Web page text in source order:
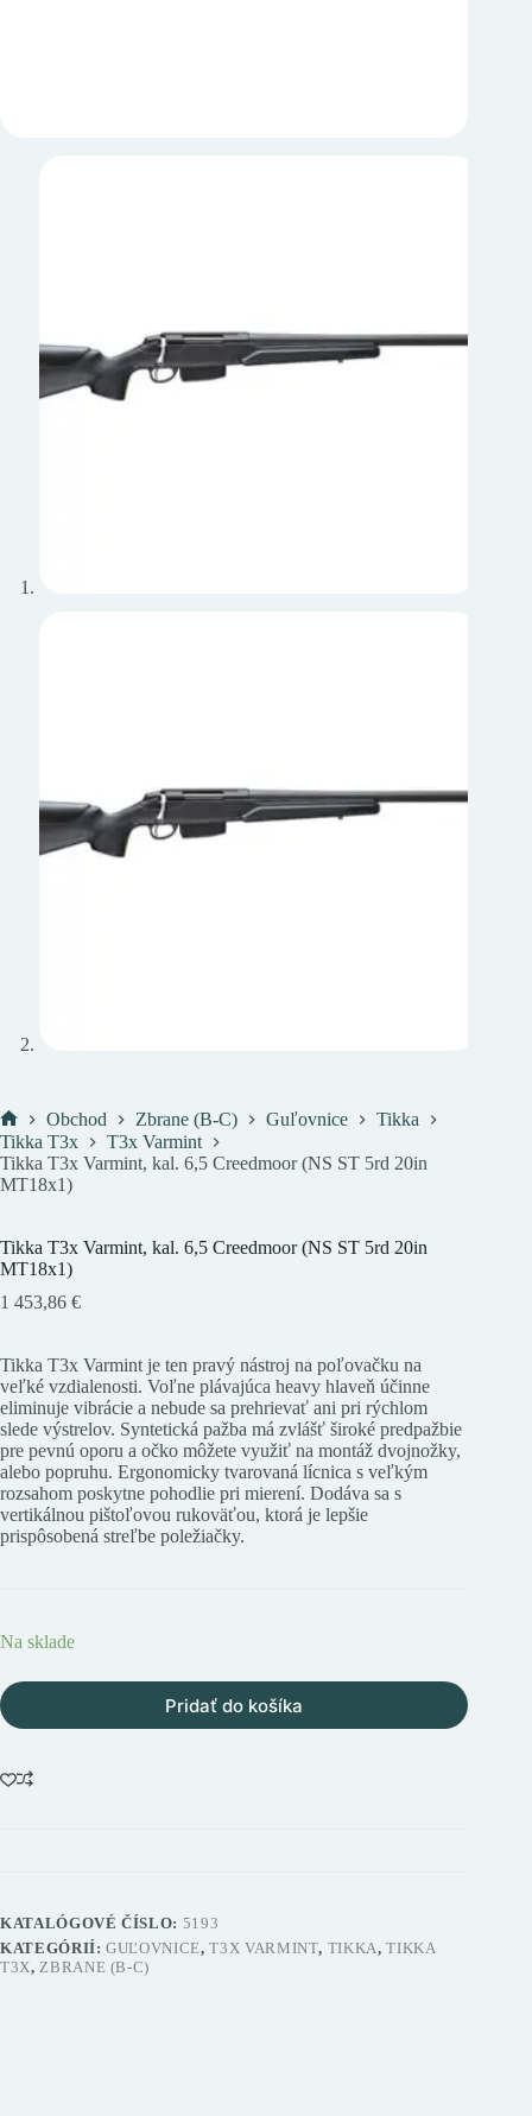
Domov
Obchod Zbrane (B-C) Guľovnice
Tikka
Tikka T3x
T3x Varmint
Tikka T3x Varmint, kal. 6,5 Creedmoor (NS ST 5rd 20in
MT18x1)
Tikka T3x Varmint, kal. 6,5 Creedmoor (NS ST 5rd 20in
MT18x1)
1 453,86 €
Tikka T3x Varmint je ten pravý nástroj na poľovačku na
veľké vzdialenosti. Voľne plávajúca heavy hlaveň účinne
eliminuje vibrácie a nebude sa prehrievať ani pri rýchlom
slede výstrelov. Syntetická pažba má zvlášť široké predpažbie
pre pevnú oporu a očko môžete využiť na montáž dvojnožky,
alebo popruhu. Ergonomicky tvarovaná lícnica s veľkým
rozsahom poskytne pohodlie pri mierení. Dodáva sa s
vertikálnou pištoľovou rukoväťou, ktorá je lepšie
prispôsobená streľbe poležiačky.
Na sklade
Pridať do košíka
KATALÓGOVÉ ČÍSLO: 5193
KATEGÓRIÍ:GUĽOVNICE,T3X VARMINT, TIKKA,TIKKA
T3X,ZBRANE (B-C)